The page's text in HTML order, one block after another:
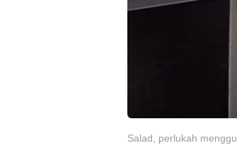
Salad, perlukah